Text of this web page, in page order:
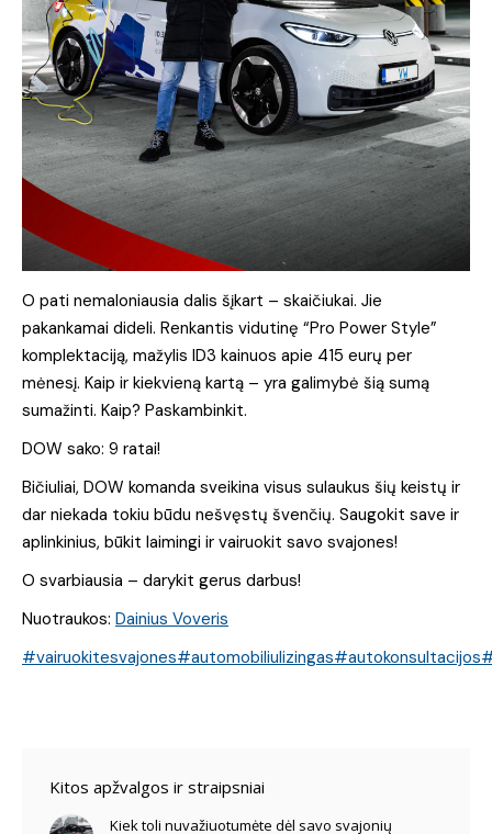
O pati nemaloniausia dalis šįkart – skaičiukai. Jie
pakankamai dideli. Renkantis vidutinę “Pro Power Style”
komplektaciją, mažylis ID3 kainuos apie 415 eurų per
mėnesį. Kaip ir kiekvieną kartą – yra galimybė šią sumą
sumažinti. Kaip? Paskambinkit.
DOW sako: 9 ratai!
Bičiuliai, DOW komanda sveikina visus sulaukus šių keistų ir
dar niekada tokiu būdu nešvęstų švenčių. Saugokit save ir
aplinkinius, būkit laimingi ir vairuokit savo svajones!
O svarbiausia – darykit gerus darbus!
Nuotraukos: Dainius Voveris
#vairuokitesvajones#automobiliulizingas#autokonsultacijos
Kitos apžvalgos ir straipsniai
Kiek toli nuvažiuotumėte dėl savo svajonių